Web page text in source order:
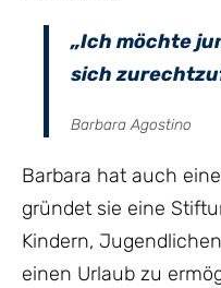
„Ich möchte
sich
Barbara Agostino
Barbara hat auch
gründet sie eine
Kindern,
einen Urlaub zu